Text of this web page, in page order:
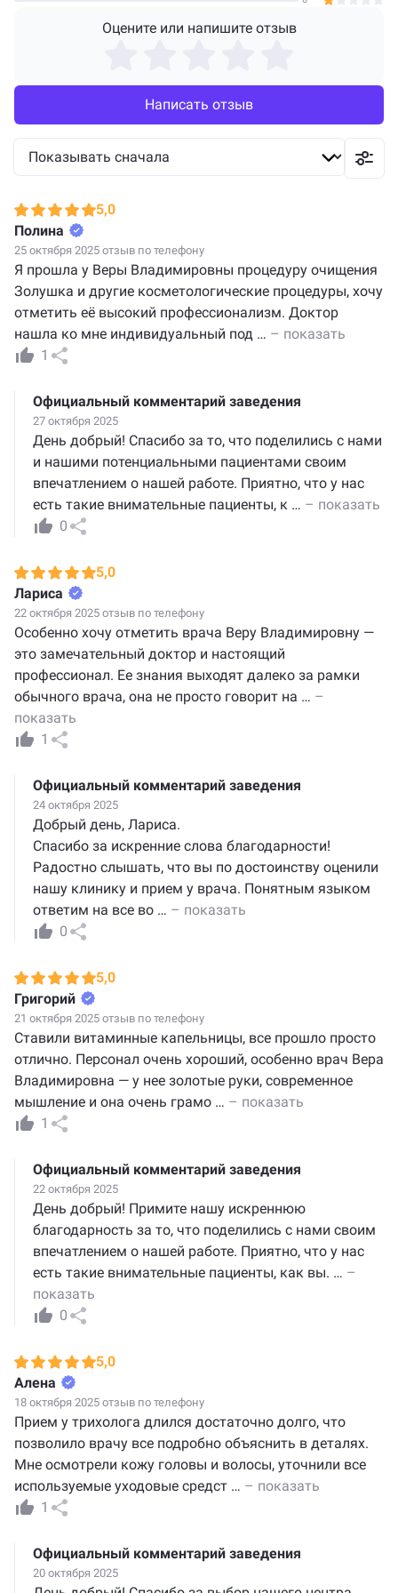
Оцените или напишите отзыв
Написать отзыв
5,0
Полина
25 октября 2025 отзыв по телефону
Я прошла у Веры Владимировны процедуру очищения
Золушка и другие косметологические процедуры, хочу
отметить её высокий профессионализм. Доктор
нашла ко мне индивидуальный под … – показать
1
Официальный комментарий заведения
27 октября 2025
День добрый! Спасибо за то, что поделились с нами
и нашими потенциальными пациентами своим
впечатлением о нашей работе. Приятно, что у нас
есть такие внимательные пациенты, к … – показать
0
5,0
Лариса
22 октября 2025 отзыв по телефону
Особенно хочу отметить врача Веру Владимировну —
это замечательный доктор и настоящий
профессионал. Ее знания выходят далеко за рамки
обычного врача, она не просто говорит на … –
показать
1
Официальный комментарий заведения
24 октября 2025
Добрый день, Лариса.
Спасибо за искренние слова благодарности!
Радостно слышать, что вы по достоинству оценили
нашу клинику и прием у врача. Понятным языком
ответим на все во … – показать
0
5,0
Григорий
21 октября 2025 отзыв по телефону
Ставили витаминные капельницы, все прошло просто
отлично. Персонал очень хороший, особенно врач Вера
Владимировна — у нее золотые руки, современное
мышление и она очень грамо … – показать
1
Официальный комментарий заведения
22 октября 2025
День добрый! Примите нашу искреннюю
благодарность за то, что поделились с нами своим
впечатлением о нашей работе. Приятно, что у нас
есть такие внимательные пациенты, как вы. … –
показать
0
5,0
Алена
18 октября 2025 отзыв по телефону
Прием у трихолога длился достаточно долго, что
позволило врачу все подробно объяснить в деталях.
Мне осмотрели кожу головы и волосы, уточнили все
используемые уходовые средст … – показать
1
Официальный комментарий заведения
20 октября 2025